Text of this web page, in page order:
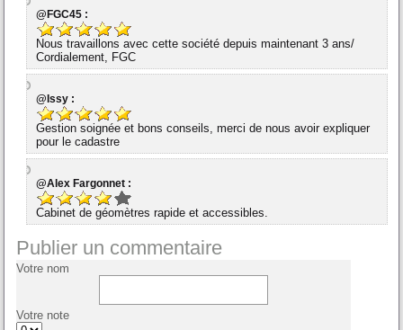
@FGC45 :
Nous travaillons avec cette société depuis maintenant 3 ans/
Cordialement, FGC
@Issy :
Gestion soignée et bons conseils, merci de nous avoir expliquer
pour le cadastre
@Alex Fargonnet :
Cabinet de géomètres rapide et accessibles.
Publier un commentaire
Votre nom
Votre note